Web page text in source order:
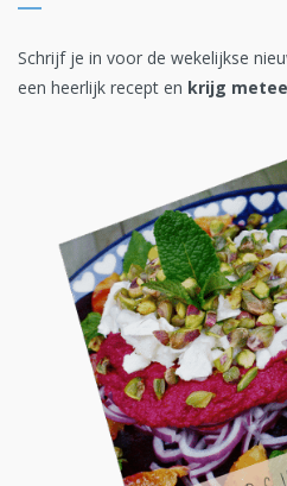
Schrijf je in voor de wekelijkse
een heerlijk recept en krijg